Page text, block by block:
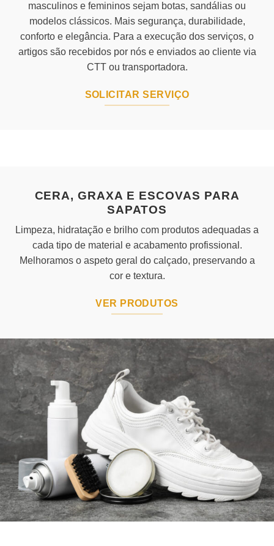
masculinos e femininos sejam botas, sandálias ou
modelos clássicos. Mais segurança, durabilidade,
conforto e elegância. Para a execução dos serviços, o
artigos são recebidos por nós e enviados ao cliente via
CTT ou transportadora.
SOLICITAR SERVIÇO
CERA, GRAXA E ESCOVAS PARA
SAPATOS
Limpeza, hidratação e brilho com produtos adequadas a
cada tipo de material e acabamento profissional.
Melhoramos o aspeto geral do calçado, preservando a
cor e textura.
VER PRODUTOS